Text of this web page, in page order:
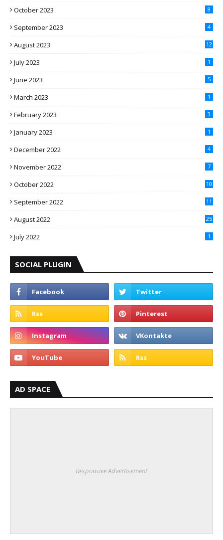
October 2023 8
September 2023 4
August 2023 12
July 2023 1
June 2023 5
March 2023 1
February 2023 3
January 2023 1
December 2022 4
November 2022 7
October 2022 10
September 2022 11
August 2022 25
July 2022 1
SOCIAL PLUGIN
AD SPACE
Responsive Advertisement